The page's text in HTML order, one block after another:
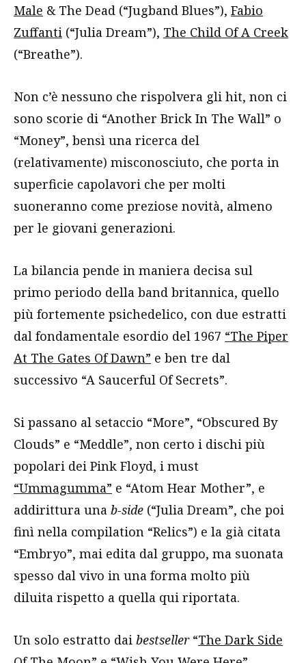
Male & The Dead (“Jugband Blues”), Fabio
Zuffanti (“Julia Dream”), The Child Of A Creek
(“Breathe”).
Non c’è nessuno che rispolvera gli hit, non ci
sono scorie di “Another Brick In The Wall” o
“Money”, bensì una ricerca del
(relativamente) misconosciuto, che porta in
superficie capolavori che per molti
suoneranno come preziose novità, almeno
per le giovani generazioni.
La bilancia pende in maniera decisa sul
primo periodo della band britannica, quello
più fortemente psichedelico, con due estratti
dal fondamentale esordio del 1967 “The Piper
At The Gates Of Dawn” e ben tre dal
successivo “A Saucerful Of Secrets”.
Si passano al setaccio “More”, “Obscured By
Clouds” e “Meddle”, non certo i dischi più
popolari dei Pink Floyd, i must
“Ummagumma” e “Atom Hear Mother”, e
addirittura una b-side (“Julia Dream”, che poi
finì nella compilation “Relics”) e la già citata
“Embryo”, mai edita dal gruppo, ma suonata
spesso dal vivo in una forma molto più
diluita rispetto a quella qui riportata.
Un solo estratto dai bestseller“The Dark Side